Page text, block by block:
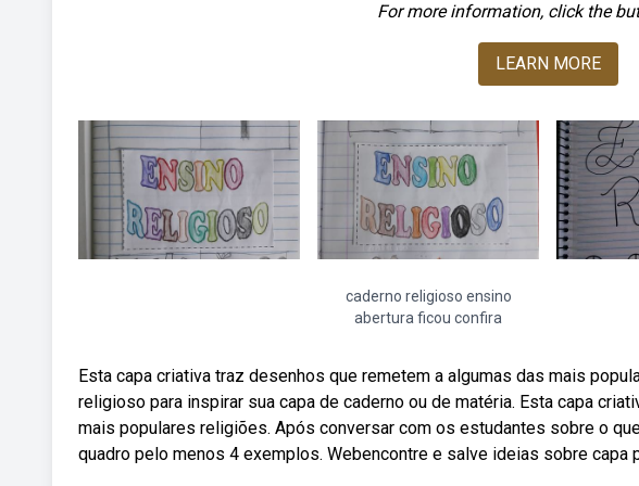
For more information, click the
LEARN MORE
caderno religioso ensino
abertura ficou confira
Esta capa criativa traz desenhos que remetem a algumas das mais
religioso para inspirar sua capa de caderno ou de matéria. Esta capa
mais populares religiões. Após conversar com os estudantes sobre o
quadro pelo menos 4 exemplos. Webencontre e salve ideias sobre capa